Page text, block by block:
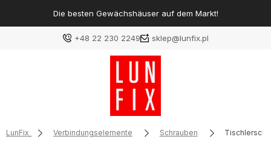
Die besten Gewächshäuser auf dem Markt!
+48 22 230 2249 sklep@lunfix.pl
LunFix Verbindungselemente Schrauben